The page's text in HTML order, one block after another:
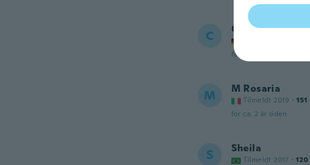
C Claudia
for ca. 2 år siden
M M Rosaria
Tilmeldt 2019 · 151
for ca. 2 år siden
S Sheila
Tilmeldt 2017 · 120